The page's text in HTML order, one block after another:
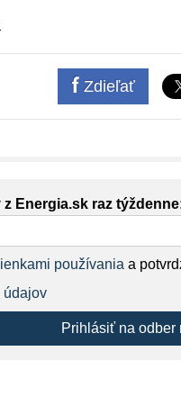
Zdieľať
Energia.sk raz
používania a
údajov
Prihlásiť na odber